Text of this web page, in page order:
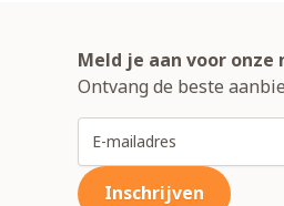
Meld je aan voor
Ontvang de beste
E-mailadres
Inschrijven